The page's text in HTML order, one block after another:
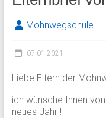
Mohnwegschule
07.01.2021
Liebe Eltern der
ich wünsche Ihnen
neues Jahr !